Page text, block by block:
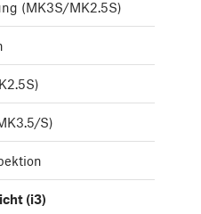
(MK3S/MK2.5S)
S)
(i3)